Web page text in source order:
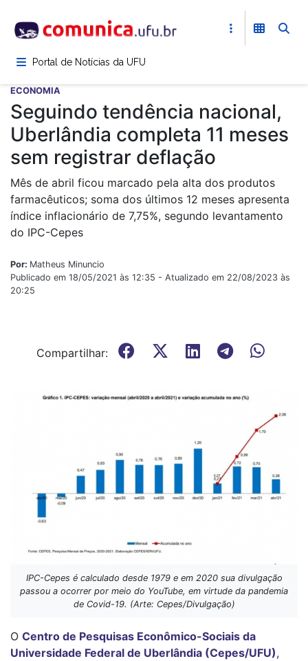
para
conteúdoPortal de Notícias da UFU
ECONOMIA
Seguindo tendência nacional,
Uberlândia completa 11 meses
sem registrar deflação
Mês de abril ficou marcado pela alta dos produtos
farmacêuticos; soma dos últimos 12 meses apresenta
índice inflacionário de 7,75%, segundo levantamento
do IPC-Cepes
Por: Matheus Minuncio
Publicado em 18/05/2021 às 12:35 - Atualizado em 22/08/2023 às
20:25
Compartilhar:
IPC-Cepes é calculado desde 1979 e em 2020 sua divulgação
passou a ocorrer por meio do YouTube, em virtude da pandemia
de Covid-19. (Arte: Cepes/Divulgação)
O Centro de Pesquisas Econômico-Sociais da
Universidade Federal de Uberlândia (Cepes/UFU),